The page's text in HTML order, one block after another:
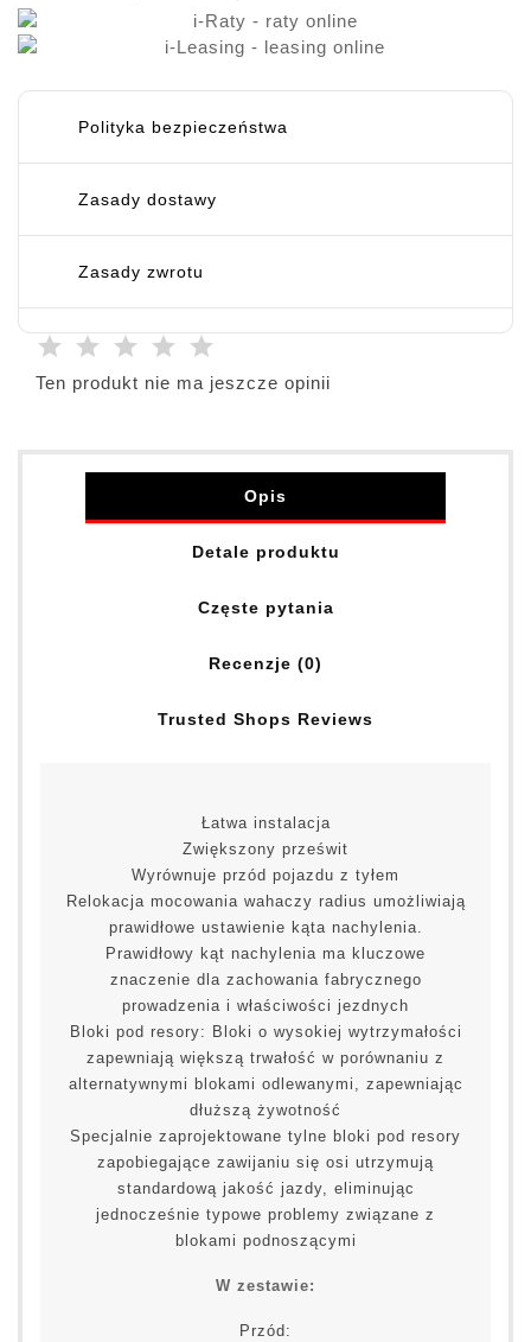
Polityka bezpieczeństwa
Zasady dostawy
Zasady zwrotu
Ten produkt nie ma jeszcze opinii
Opis
Detale produktu
Częste pytania
Recenzje (0)
Trusted Shops Reviews
Łatwa instalacja
Zwiększony prześwit
Wyrównuje przód pojazdu z tyłem
Relokacja mocowania wahaczy radius umożliwiają
prawidłowe ustawienie kąta nachylenia.
Prawidłowy kąt nachylenia ma kluczowe
znaczenie dla zachowania fabrycznego
prowadzenia i właściwości jezdnych
Bloki pod resory: Bloki o wysokiej wytrzymałości
zapewniają większą trwałość w porównaniu z
alternatywnymi blokami odlewanymi, zapewniając
dłuższą żywotność
Specjalnie zaprojektowane tylne bloki pod resory
zapobiegające zawijaniu się osi utrzymują
standardową jakość jazdy, eliminując
jednocześnie typowe problemy związane z
blokami podnoszącymi
W zestawie:
Przód: